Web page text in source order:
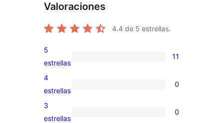
Valoraciones
4.4 de 5 estrellas.
11
valoraciones
de
5
estrellas
11
0
valoraciones
de
4
estrellas
0
0
3
estrellas
0